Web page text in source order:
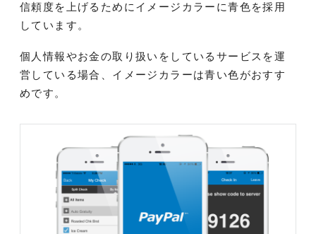
信頼度を上げるためにイメージカラーに青色を採用
しています。
個人情報やお金の取り扱いをしているサービスを運
営している場合、イメージカラーは青い色がおすす
めです。